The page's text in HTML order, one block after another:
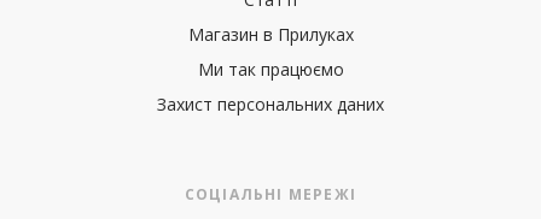
Магазин в Прилуках
Ми так працюємо
Захист персональних даних
СОЦІАЛЬНІ МЕРЕЖІ